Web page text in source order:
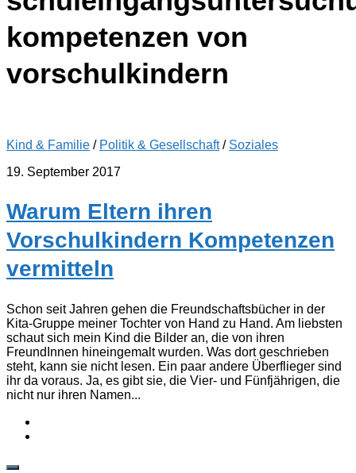
kompetenzen von
vorschulkindern
Kind & Familie / Politik & Gesellschaft/ Soziales
19. September 2017
Warum Eltern ihren
Vorschulkindern Kompetenzen
vermitteln
Schon seit Jahren gehen die Freundschaftsbücher in der
Kita-Gruppe meiner Tochter von Hand zu Hand. Am liebsten
schaut sich mein Kind die Bilder an, die von ihren
FreundInnen hineingemalt wurden. Was dort geschrieben
steht, kann sie nicht lesen. Ein paar andere Überflieger sind
ihr da voraus. Ja, es gibt sie, die Vier- und Fünfjährigen, die
nicht nur ihren Namen...